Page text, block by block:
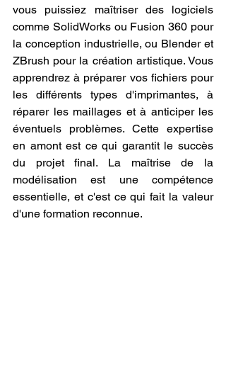
vous puissiez maîtriser des logiciels
comme SolidWorks ou Fusion 360 pour
la conception industrielle, ou Blender et
ZBrush pour la création artistique. Vous
apprendrez à préparer vos fichiers pour
les différents types d'imprimantes, à
réparer les maillages et à anticiper les
éventuels problèmes. Cette expertise
en amont est ce qui garantit le succès
du projet final. La maîtrise de la
modélisation est une compétence
essentielle, et c'est ce qui fait la valeur
d'une formation reconnue.